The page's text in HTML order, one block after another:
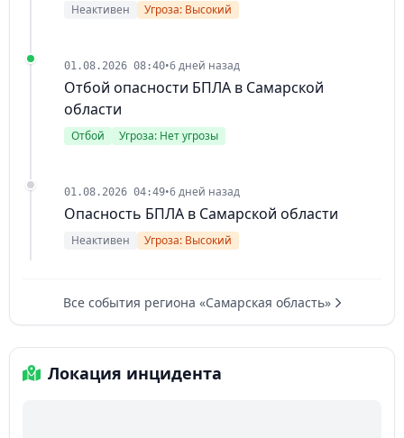
Неактивен Угроза: Высокий
01.08.2026 08:40•6 дней назад
Отбой опасности БПЛА в Самарской
области
Отбой Угроза: Нет угрозы
01.08.2026 04:49•6 дней назад
Опасность БПЛА в Самарской области
Неактивен Угроза: Высокий
Все события региона «Самарская область»
Локация инцидента